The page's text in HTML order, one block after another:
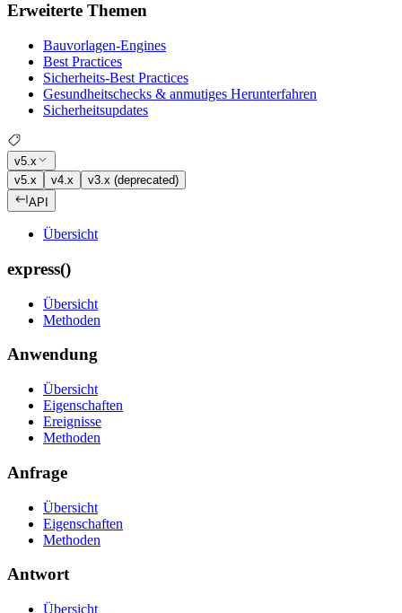
Erweiterte Themen
Bauvorlagen-Engines
Best Practices
Sicherheits-Best Practices
Gesundheitschecks & anmutiges Herunterfahren
Sicherheitsupdates
v5.x
v5.x
v4.x
v3.x (deprecated)
API
Übersicht
express()
Übersicht
Methoden
Anwendung
Übersicht
Eigenschaften
Ereignisse
Methoden
Anfrage
Übersicht
Eigenschaften
Methoden
Antwort
Übersicht